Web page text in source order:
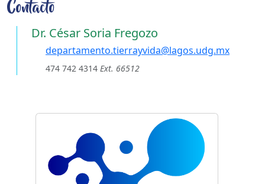
Contacto
Dr. César Soria Fregozo
departamento.tierrayvida@lagos.udg.mx
474 742 4314 Ext. 66512